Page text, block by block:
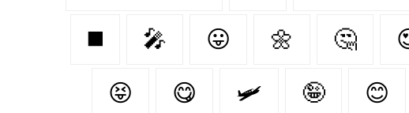
◼️ 🎤 😛 🌼 🤔
😝 😋 🛩 🤪 😊